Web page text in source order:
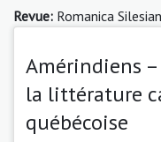
Revue: Romanica
Amérindiens
la littérature
québécoise